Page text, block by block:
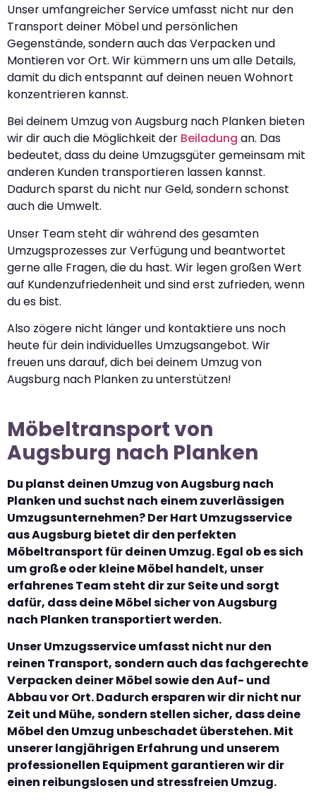
Unser umfangreicher Service umfasst nicht nur den
Transport deiner Möbel und persönlichen
Gegenstände, sondern auch das Verpacken und
Montieren vor Ort. Wir kümmern uns um alle Details,
damit du dich entspannt auf deinen neuen Wohnort
konzentrieren kannst.
Bei deinem Umzug von Augsburg nach Planken bieten
wir dir auch die Möglichkeit der Beiladung an. Das
bedeutet, dass du deine Umzugsgüter gemeinsam mit
anderen Kunden transportieren lassen kannst.
Dadurch sparst du nicht nur Geld, sondern schonst
auch die Umwelt.
Unser Team steht dir während des gesamten
Umzugsprozesses zur Verfügung und beantwortet
gerne alle Fragen, die du hast. Wir legen großen Wert
auf Kundenzufriedenheit und sind erst zufrieden, wenn
du es bist.
Also zögere nicht länger und kontaktiere uns noch
heute für dein individuelles Umzugsangebot. Wir
freuen uns darauf, dich bei deinem Umzug von
Augsburg nach Planken zu unterstützen!
Möbeltransport von
Augsburg nach Planken
Du planst deinen Umzug von Augsburg nach
Planken und suchst nach einem zuverlässigen
Umzugsunternehmen? Der Hart Umzugsservice
aus Augsburg bietet dir den perfekten
Möbeltransport für deinen Umzug. Egal ob es sich
um große oder kleine Möbel handelt, unser
erfahrenes Team steht dir zur Seite und sorgt
dafür, dass deine Möbel sicher von Augsburg
nach Planken transportiert werden.
Unser Umzugsservice umfasst nicht nur den
reinen Transport, sondern auch das fachgerechte
Verpacken deiner Möbel sowie den Auf- und
Abbau vor Ort. Dadurch ersparen wir dir nicht nur
Zeit und Mühe, sondern stellen sicher, dass deine
Möbel den Umzug unbeschadet überstehen. Mit
unserer langjährigen Erfahrung und unserem
professionellen Equipment garantieren wir dir
einen reibungslosen und stressfreien Umzug.